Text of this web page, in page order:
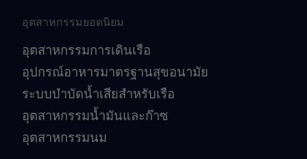
อุตสาหกรรมยอดนิยม
อุตสาหกรรมการเดินเรือ
อุปกรณ์อาหารมาตรฐานสุขอนามัย
ระบบบำบัดน้ำเสียสำหรับเรือ
อุตสาหกรรมน้ำมันและก๊าซ
อุตสาหกรรมนม